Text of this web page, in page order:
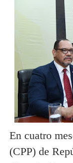
En cuatro
(CPP) de